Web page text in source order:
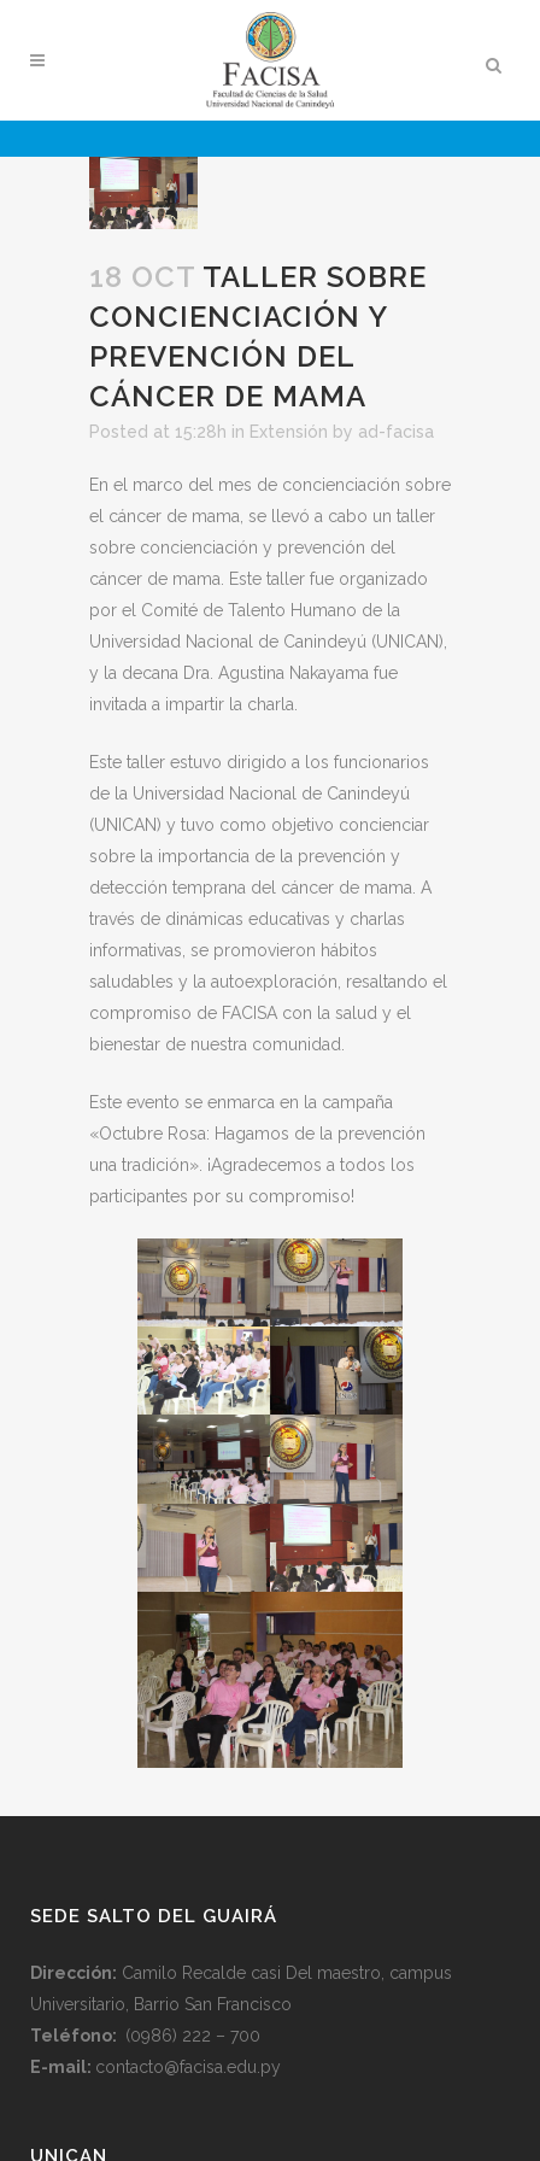
18 OCT TALLER SOBRE
CONCIENCIACIÓN Y
PREVENCIÓN DEL
CÁNCER DE MAMA
Posted at 15:28h in Extensión by ad-facisa
En el marco del mes de concienciación sobre
el cáncer de mama, se llevó a cabo un taller
sobre concienciación y prevención del
cáncer de mama. Este taller fue organizado
por el Comité de Talento Humano de la
Universidad Nacional de Canindeyú (UNICAN),
y la decana Dra. Agustina Nakayama fue
invitada a impartir la charla.
Este taller estuvo dirigido a los funcionarios
de la Universidad Nacional de Canindeyú
(UNICAN) y tuvo como objetivo concienciar
sobre la importancia de la prevención y
detección temprana del cáncer de mama. A
través de dinámicas educativas y charlas
informativas, se promovieron hábitos
saludables y la autoexploración, resaltando el
compromiso de FACISA con la salud y el
bienestar de nuestra comunidad.
Este evento se enmarca en la campaña
«Octubre Rosa: Hagamos de la prevención
una tradición». ¡Agradecemos a todos los
participantes por su compromiso!
SEDE SALTO DEL GUAIRÁ
Dirección: Camilo Recalde casi Del maestro, campus
Universitario, Barrio San Francisco
Teléfono: (0986) 222 – 700
E-mail: contacto@facisa.edu.py
UNICAN